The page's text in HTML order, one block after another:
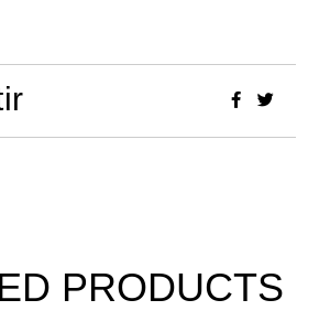
PRODUCTS